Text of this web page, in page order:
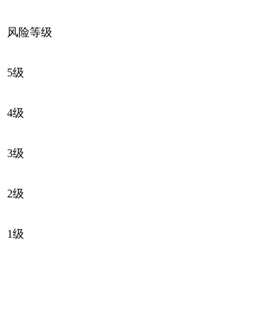
风险等级
5级
4级
3级
2级
1级